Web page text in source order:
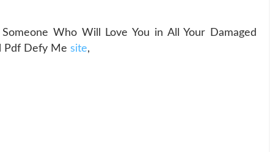
Who Will Love You in All Your Damaged
Pdf Defy Me site,